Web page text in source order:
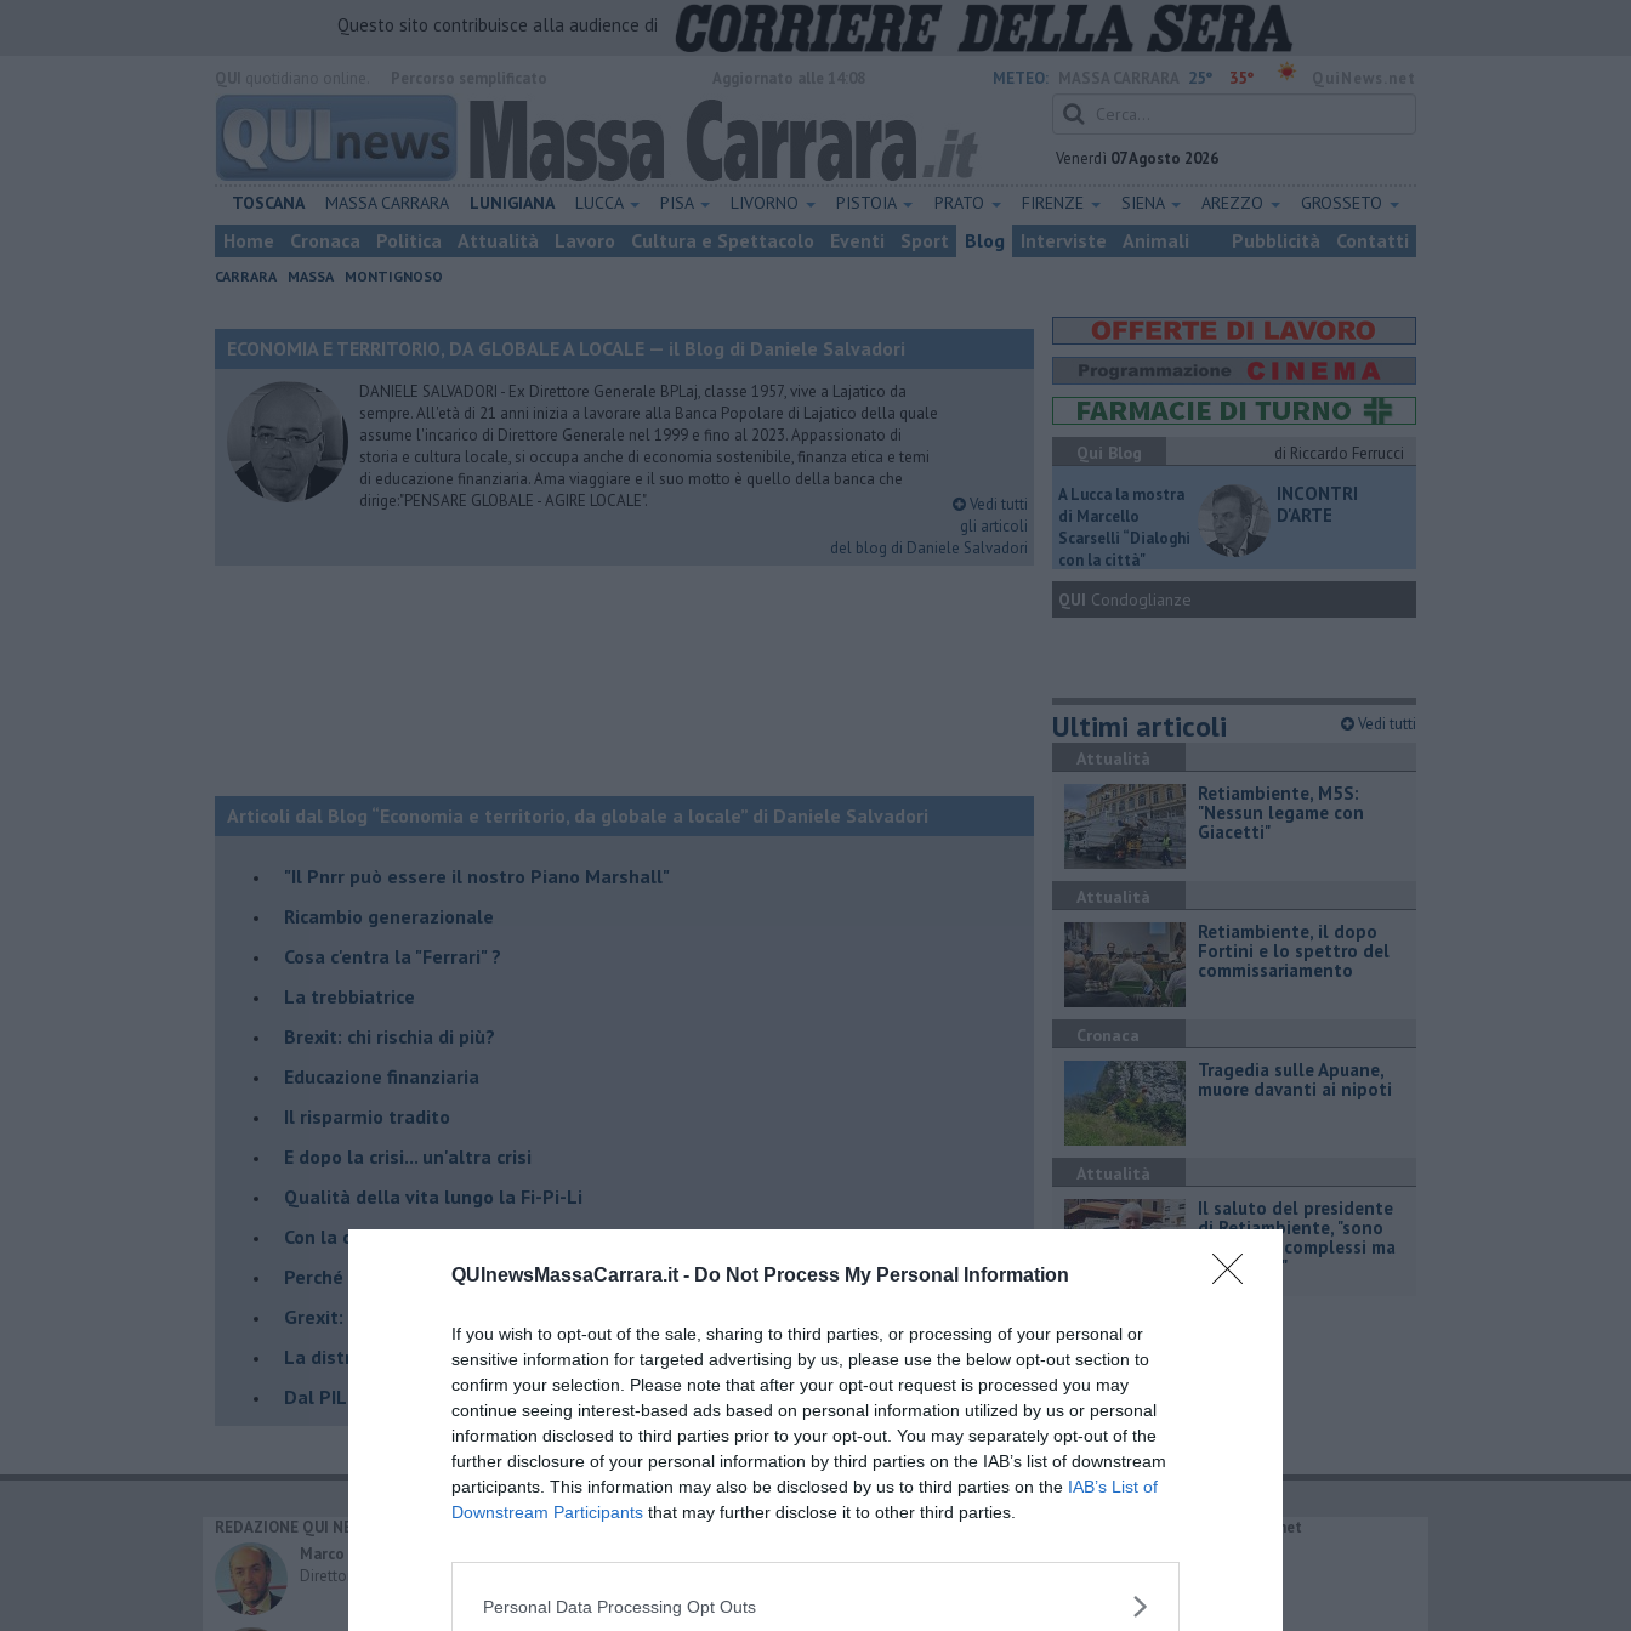
QUInewsMassaCarrara.it - Do Not Process My Personal Information
If you wish to opt-out of the sale, sharing to third parties, or processing of your personal or
sensitive information for targeted advertising by us, please use the below opt-out section to
confirm your selection. Please note that after your opt-out request is processed you may
continue seeing interest-based ads based on personal information utilized by us or personal
information disclosed to third parties prior to your opt-out. You may separately opt-out of the
further disclosure of your personal information by third parties on the IAB’s list of downstream
participants. This information may also be disclosed by us to third parties on the IAB’s List of
Downstream Participants that may further disclose it to other third parties.
Personal Data Processing Opt Outs
Questo sito contribuisce alla audience di
METEO: 25° 35°
Venerdì 07 Agosto 2026
TOSCANA MASSA CARRARA LUNIGIANA LUCCA PISA LIVORNO PISTOIA PRATO FIRENZE SIENA AREZZO GROSSETO
Home Cronaca Politica Attualità Lavoro Cultura e Spettacolo Eventi Sport Blog Interviste Animali Pubblicità Contatti
CARRARA MASSA MONTIGNOSO
ECONOMIA E TERRITORIO, DA GLOBALE A LOCALE — il Blog di Daniele Salvadori
DANIELE SALVADORI - Ex Direttore Generale BPLaj, classe 1957, vive a Lajatico da
sempre. All'età di 21 anni inizia a lavorare alla Banca Popolare di Lajatico della quale
assume l'incarico di Direttore Generale nel 1999 e fino al 2023. Appassionato di
storia e cultura locale, si occupa anche di economia sostenibile, finanza etica e temi
di educazione finanziaria. Ama viaggiare e il suo motto è quello della banca che
dirige:"PENSARE GLOBALE - AGIRE LOCALE".
Vedi tutti
gli articoli
del blog di Daniele Salvadori
Articoli dal Blog “Economia e territorio, da globale a locale” di Daniele Salvadori
"Il Pnrr può essere il nostro Piano Marshall"
Ricambio generazionale
Cosa c'entra la "Ferrari" ?
La trebbiatrice
Brexit: chi rischia di più?
Educazione finanziaria
Il risparmio tradito
E dopo la crisi... un'altra crisi
Qualità della vita lungo la Fi-Pi-Li
​Con la cultura si "mangia"
​Perché le banche (NON) prestano il denaro
Grexit: perché si, perché no
La distribuzione della ricchezza
Dal PIL al FIL ... al CIL
Qui Blog
di Riccardo Ferrucci
A Lucca la mostra
di Marcello
Scarselli “Dialoghi
con la città"
INCONTRI
D'ARTE
QUI Condoglianze
Ultimi articoli Vedi tutti
Attualità
Retiambiente, M5S:
"Nessun legame con
Giacetti"
Attualità
Retiambiente, il dopo
Fortini e lo spettro del
commissariamento
Cronaca
Tragedia sulle Apuane,
muore davanti ai nipoti
Attualità
Il saluto del presidente
di Retiambiente, "sono
stati anni complessi ma
di crescita"
REDAZIONE QUI NEWS
Marco Migli
Direttore Responsabile
Economia
IL NETWORK QuiNews.net
QuiNewsAnimali.it
QuiNewsArezzo.it